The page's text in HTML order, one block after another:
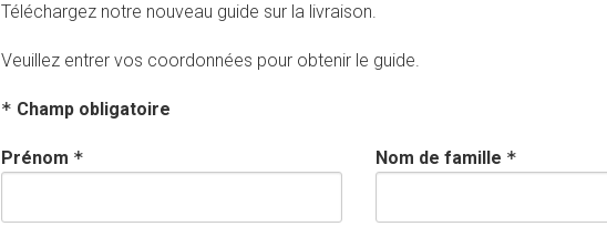
Téléchargez notre nouveau guide sur la livraison.
Veuillez entrer vos coordonnées pour obtenir le guide.
* Champ obligatoire
Prénom * Nom de famille *